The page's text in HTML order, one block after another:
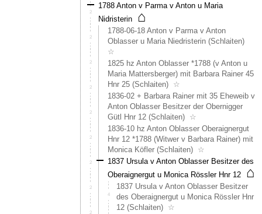
des
Linie
Philip
den
Hof.
(1850+
1788 Anton v Parma v Anton u Maria
Nidristerin
⌂
1788-06-18 Anton v Parma v Anton
Oblasser u Maria Niedristerin (Schlaiten)
☆
1825 hz Anton Oblasser *1788 (v Anton u
Maria Mattersberger) mit Barbara Rainer 45
Hnr 25 (Schlaiten)
☆
1836-02 + Barbara Rainer mit 35 Eheweib v
Anton Oblasser Besitzer der Obernigger
Gütl Hnr 12 (Schlaiten)
☆
1836-10 hz Anton Oblasser Oberaignergut
Hnr 12 *1788 (Witwer v Barbara Rainer) mit
Monica Köfler (Schlaiten)
☆
1837 Ursula v Anton Oblasser Besitzer des
Oberaignergut u Monica Rössler Hnr 12
⌂
1837 Ursula v Anton Oblasser Besitzer
des Oberaignergut u Monica Rössler Hnr
12 (Schlaiten)
☆